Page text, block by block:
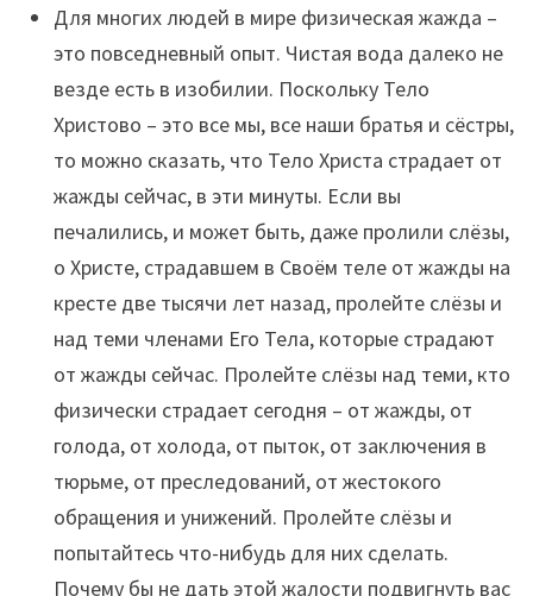
Для многих людей в мире физическая жажда –
это повседневный опыт. Чистая вода далеко не
везде есть в изобилии. Поскольку Тело
Христово – это все мы, все наши братья и сёстры,
то можно сказать, что Тело Христа страдает от
жажды сейчас, в эти минуты. Если вы
печалились, и может быть, даже пролили слёзы,
о Христе, страдавшем в Своём теле от жажды на
кресте две тысячи лет назад, пролейте слёзы и
над теми членами Его Тела, которые страдают
от жажды сейчас. Пролейте слёзы над теми, кто
физически страдает сегодня – от жажды, от
голода, от холода, от пыток, от заключения в
тюрьме, от преследований, от жестокого
обращения и унижений. Пролейте слёзы и
попытайтесь что-нибудь для них сделать.
Почему бы не дать этой жалости подвигнуть вас